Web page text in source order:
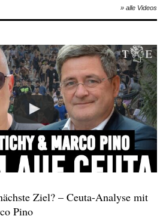
» alle Videos
Ziel? – Ceuta-Analyse mit
Pino